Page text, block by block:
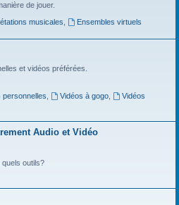
de jouer.
musicales
Ensembles virtuels
et vidéos préférées.
personnelles Vidéos à gogo,
Vidéos
Audio et Vidéo
outils?